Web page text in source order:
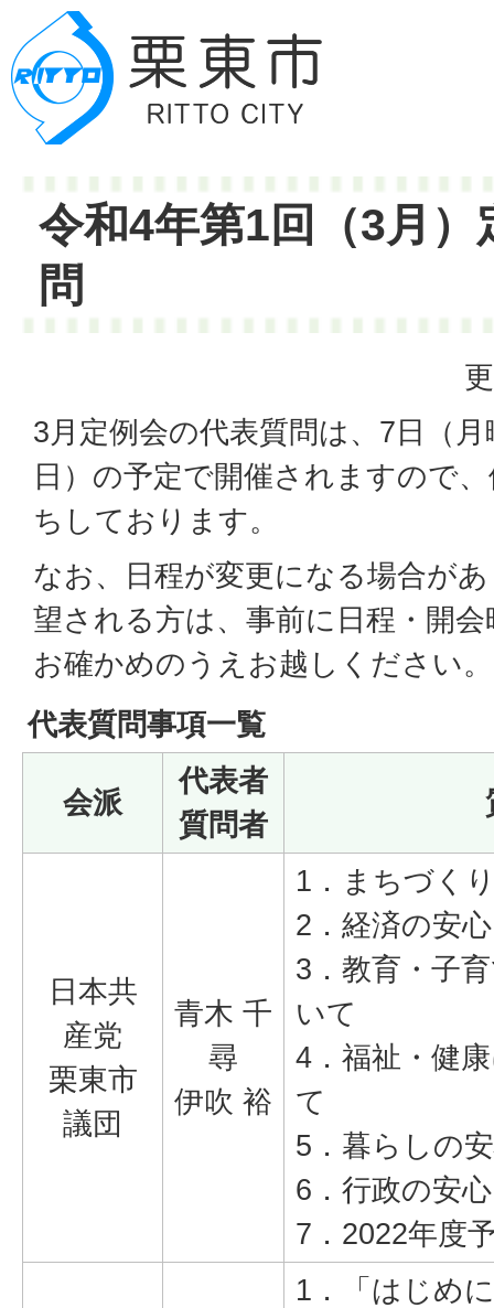
令和4年第1回（3月）
問
3月定例会の代表質問は、7日（
日）の予定で開催されますので
ちしております。
なお、日程が変更になる場合が
望される方は、事前に日程・開
お確かめのうえお越しください。
代表質問事項一覧
会派
代表者
質問者
日本共
産党
栗東市
議団
青木 千
尋
伊吹 裕
1．まちづく
2．経済の安
3．教育・子
いて
4．福祉・健
て
5．暮らしの
6．行政の安
7．2022年度
1．「はじめ